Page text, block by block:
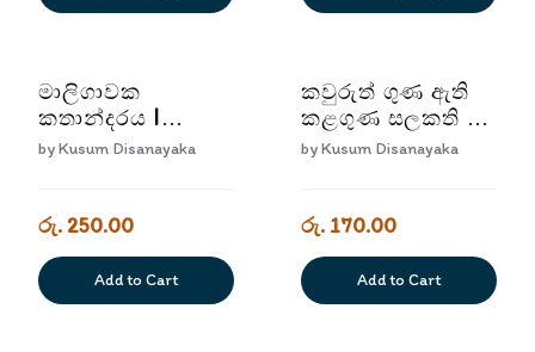
මාලිගාවක
කතාන්දරය |
Maligawaka
byKusum Disanayaka
රු. 250.00
Add to Cart
කවුරුත් ගුණ ඇති
කළගුණ සලකති |
Kavuruth Guna
byKusum Disanayaka
රු. 170.00
Add to Cart